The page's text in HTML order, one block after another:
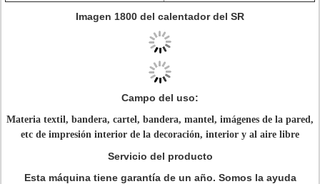
Imagen 1800 del calentador del SR
Campo del uso:
Materia textil, bandera, cartel, bandera, mantel, imágenes de la pared,
etc de impresión interior de la decoración, interior y al aire libre
Servicio del producto
Esta máquina tiene garantía de un año. Somos la ayuda